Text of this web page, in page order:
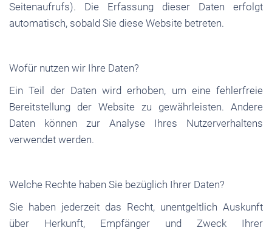
Seitenaufrufs). Die Erfassung dieser Daten erfolgt
automatisch, sobald Sie diese Website betreten.
Wofür nutzen wir Ihre Daten?
Ein Teil der Daten wird erhoben, um eine fehlerfreie
Bereitstellung der Website zu gewährleisten. Andere
Daten können zur Analyse Ihres Nutzerverhaltens
verwendet werden.
Welche Rechte haben Sie bezüglich Ihrer Daten?
Sie haben jederzeit das Recht, unentgeltlich Auskunft
über Herkunft, Empfänger und Zweck Ihrer